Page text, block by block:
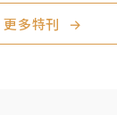
更多特刊 →